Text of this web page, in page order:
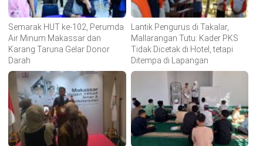
Semarak HUT ke-102, Perumda
Air Minum Makassar dan
Karang Taruna Gelar Donor
Darah
Lantik Pengurus di Takalar,
Mallarangan Tutu: Kader PKS
Tidak Dicetak di Hotel, tetapi
Ditempa di Lapangan